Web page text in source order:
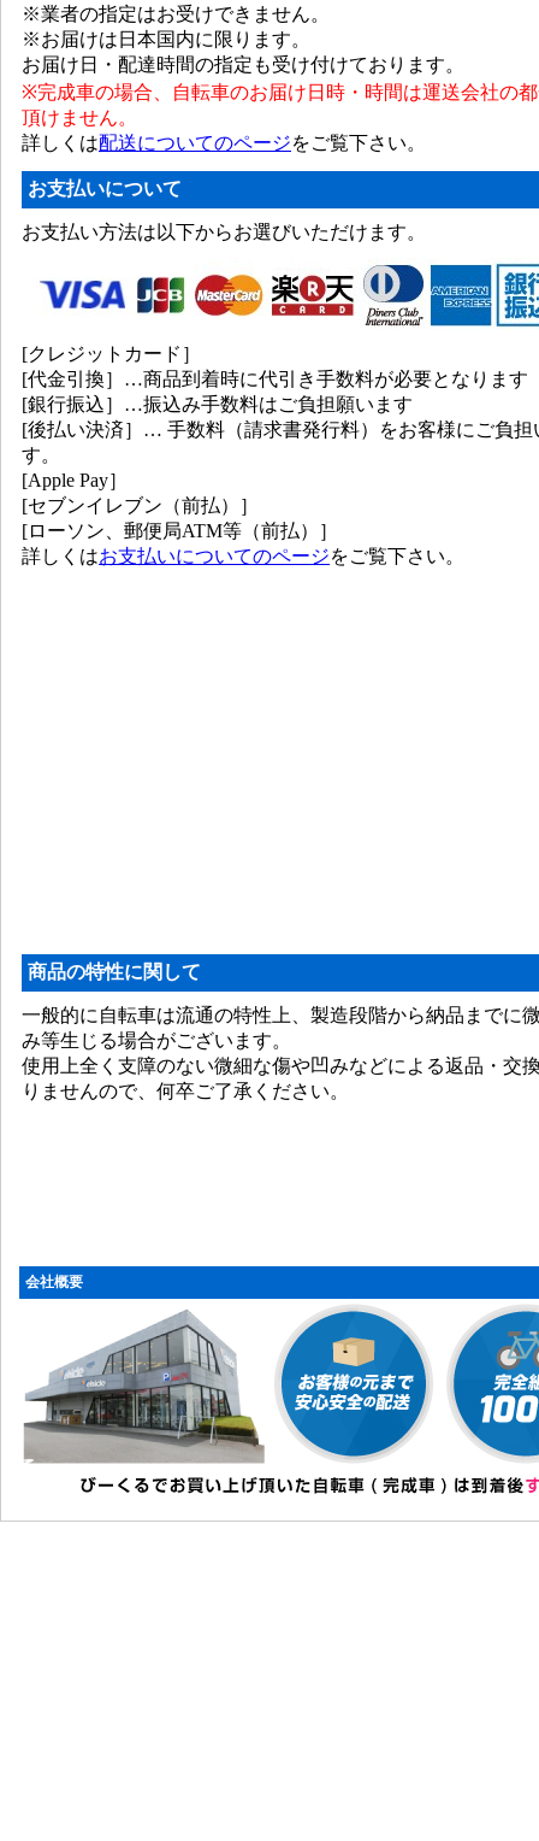
※業者の指定はお受けできません。
※お届けは日本国内に限ります。
お届け日・配達時間の指定も受け付けております。
※完成車の場合、自転車のお届け日時・時間は運送会社の
頂けません。
詳しくは配送についてのページをご覧下さい。
お支払いについて
お支払い方法は以下からお選びいただけます。
[クレジットカード］
[代金引換］…商品到着時に代引き手数料が必要となります
[銀行振込］…振込み手数料はご負担願います
[後払い決済］… 手数料（請求書発行料）をお客様にご負担
す。
[Apple Pay］
[セブンイレブン（前払）］
[ローソン、郵便局ATM等（前払）］
詳しくはお支払いについてのページをご覧下さい。
商品の特性に関して
一般的に自転車は流通の特性上、製造段階から納品までに
み等生じる場合がございます。
使用上全く支障のない微細な傷や凹みなどによる返品・交
りませんので、何卒ご了承ください。
会社概要